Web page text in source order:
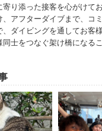
り添った接客を心がけてお
、アフターダイブまで、コ
、ダイビングを通してお客
同士をつなぐ架け橋になる